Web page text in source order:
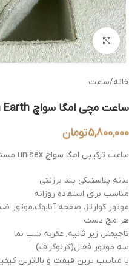
بزرگنمایی تصویر
خانه/ساعت
ساعت مچی امگا سواچ Omega Swatch Mission on Earth
5,800,000تومان
ساعت ترکیبی امگا سواچ unisex مسترکوالیتی
بدنه پلاستیکی بند برزنتی
مناسب برای استفاده روزانه
موتور کوارتز، صفحه
هر مچ دست
تاچیمتر, زیر ثانیه, عقربه شب نما
سه موتور فغال(کرنوگراف)
با مناسب ترین قیمت و بالاترین